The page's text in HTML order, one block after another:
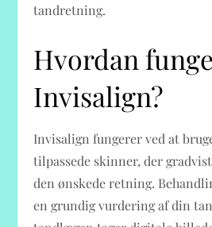
tandretning.
Hvordan
Invisalign?
Invisalign fungerer ved at
tilpassede skinner, der
den ønskede retning.
en grundig vurdering af din